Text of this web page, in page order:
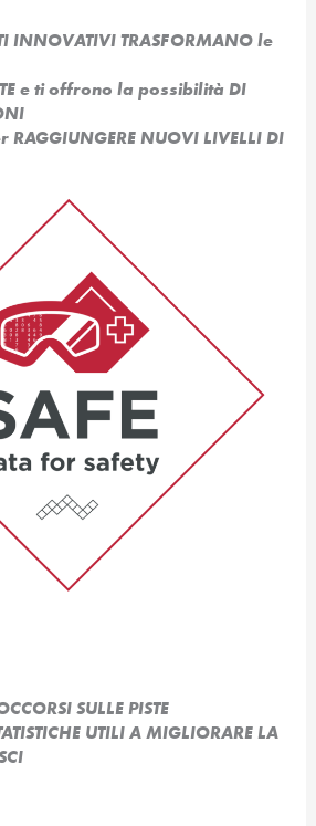
INNOVATIVI TRASFORMANO le
e ti offrono la possibilità DI
RAGGIUNGERE NUOVI LIVELLI DI
SULLE PISTE
UTILI A MIGLIORARE LA